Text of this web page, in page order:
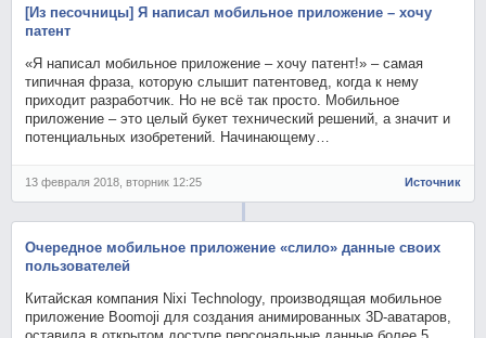
[Из песочницы] Я написал мобильное приложение – хочу
патент
«Я написал мобильное приложение – хочу патент!» – самая
типичная фраза, которую слышит патентовед, когда к нему
приходит разработчик. Но не всё так просто. Мобильное
приложение – это целый букет технический решений, а значит и
потенциальных изобретений. Начинающему…
13 февраля 2018, вторник 12:25 Источник
Очередное мобильное приложение «слило» данные своих
пользователей
Китайская компания Nixi Technology, производящая мобильное
приложение Boomoji для создания анимированных 3D-аватаров,